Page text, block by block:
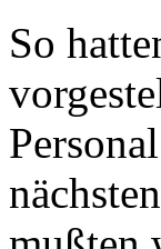
So